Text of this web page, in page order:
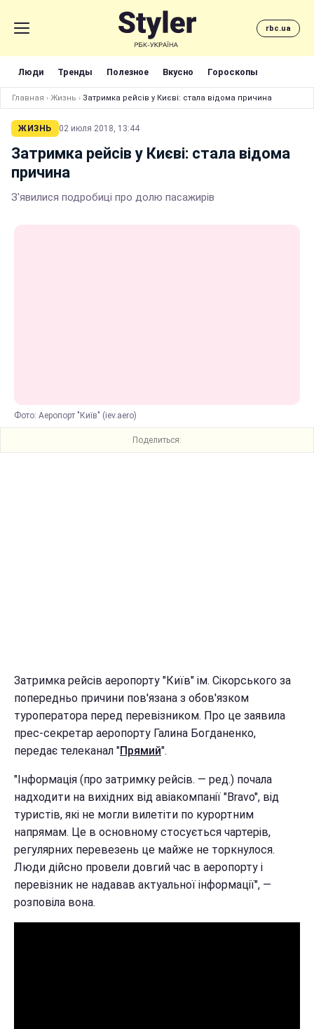
rbc.ua
Люди Тренды Полезное Вкусно Гороскопы
Главная › Жизнь › Затримка рейсів у Києві: стала відома причина
ЖИЗНЬ 02 июля 2018, 13:44
Затримка рейсів у Києві: стала відома
причина
З'явилися подробиці про долю пасажирів
Фото: Аеропорт "Київ" (iev.aero)
Поделиться:
Затримка рейсів аеропорту "Київ" ім. Сікорського за
попередньо причини пов'язана з обов'язком
туроператора перед перевізником. Про це заявила
прес-секретар аеропорту Галина Богданенко,
передає телеканал "Прямий".
"Інформація (про затримку рейсів. ― ред.) почала
надходити на вихідних від авіакомпанії "Bravo", від
туристів, які не могли вилетіти по курортним
напрямам. Це в основному стосується чартерів,
регулярних перевезень це майже не торкнулося.
Люди дійсно провели довгий час в аеропорту і
перевізник не надавав актуальної інформації", ―
розповіла вона.